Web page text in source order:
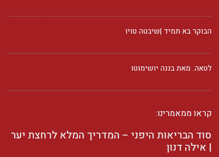
הבוקר בא תמיד |שיבטה טויו
לטאה. מאת בננה יושימוטו
קראו ממאמרינו:
סוד הבריאות היפני – המדריך המלא לרחצת יער
| אילה דנון